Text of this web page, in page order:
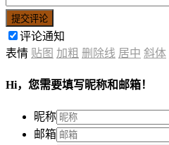
提交评论
评论通知
表情 贴图 加粗 删除线 居中 斜体
Hi，您需要填写昵称和邮箱！
昵称
邮箱